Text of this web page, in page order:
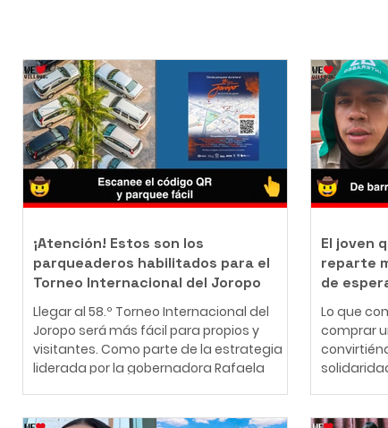
¡Atención! Estos son los
parqueaderos habilitados para el
Torneo Internacional del Joropo
Llegar al 58.º Torneo Internacional del
Joropo será más fácil para propios y
visitantes. Como parte de la estrategia
liderada por la gobernadora Rafaela
fiesta cultural del Llano, la Gobernación
El joven
reparte
de
Lo que
comprar
conocido